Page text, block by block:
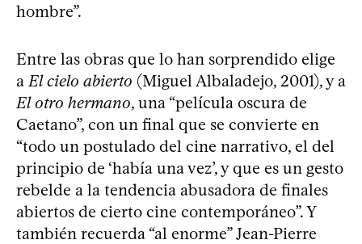
hombre”.
Entre las obras que lo han sorprendido elige
aEl cielo abierto (Miguel Albaladejo, 2001), y a
El otro hermano, una “película oscura de
Caetano”, con un final que se convierte en
“todo un postulado del cine narrativo, el del
principio de ‘había una vez’, y que es un gesto
rebelde a la tendencia abusadora de finales
abiertos de cierto cine contemporáneo”. Y
también recuerda “al enorme” Jean-Pierre